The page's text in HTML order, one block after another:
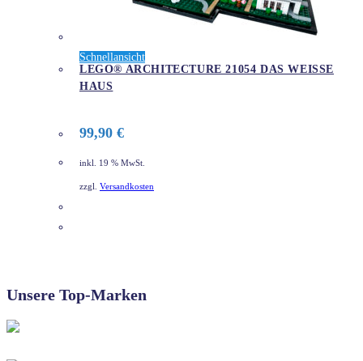
Schnellansicht
LEGO® ARCHITECTURE 21054 DAS WEISSE H
AUS
99,90 €
inkl. 19 % MwSt.
zzgl. Versandkosten
Unsere Top-Marken